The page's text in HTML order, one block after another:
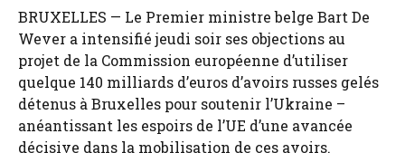
BRUXELLES — Le Premier ministre belge Bart De
Wever a intensifié jeudi soir ses objections au
projet de la Commission européenne d’utiliser
quelque 140 milliards d’euros d’avoirs russes gelés
détenus à Bruxelles pour soutenir l’Ukraine –
anéantissant les espoirs de l’UE d’une avancée
décisive dans la mobilisation de ces avoirs.